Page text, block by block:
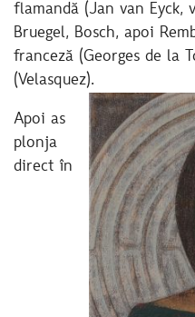
flamandă (Jan van Eyck,
Bruegel, Bosch, apoi
franceză (Georges de la
(Velasquez).
Apoi as
plonja
direct în